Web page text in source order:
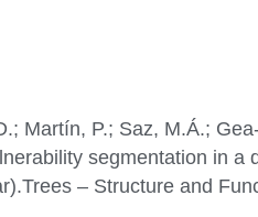
Martín, P.; Saz, M.Á.;
segmentation in a
– Structure and